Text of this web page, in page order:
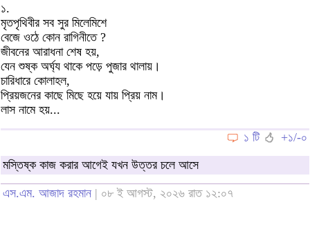
১.
মৃতপৃথিবীর সব সুর মিলেমিশে
বেজে ওঠে কোন রাগিনীতে ?
জীবনের আরাধনা শেষ হয়,
যেন শুষ্ক অর্ঘ্য থাকে পড়ে পুজার থালায়।
চারিধারে কোলাহল,
প্রিয়জনের কাছে মিছে হয়ে যায় প্রিয় নাম।
লাস নামে হয়...
১ টি
+১/-০
মস্তিষ্ক কাজ করার আগেই যখন উত্তর চলে আসে
এস.এম. আজাদ রহমান | ০৮ ই আগস্ট, ২০২৬ রাত ১২:০৭